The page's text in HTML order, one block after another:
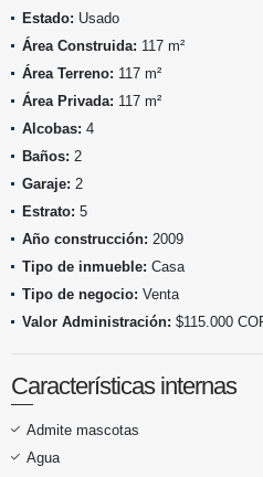
Estado: Usado
Área Construida: 117 m²
Área Terreno: 117 m²
Área Privada: 117 m²
Alcobas: 4
Baños: 2
Garaje: 2
Estrato: 5
Año construcción: 2009
Tipo de inmueble: Casa
Tipo de negocio: Venta
Valor Administración: $115.000
Características internas
Admite mascotas
Agua